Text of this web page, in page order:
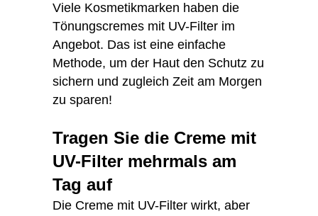
Viele Kosmetikmarken haben die
Tönungscremes mit UV-Filter im
Angebot. Das ist eine einfache
Methode, um der Haut den Schutz zu
sichern und zugleich Zeit am Morgen
zu sparen!
Tragen Sie die Creme mit
UV-Filter mehrmals am
Tag auf
Die Creme mit UV-Filter wirkt, aber